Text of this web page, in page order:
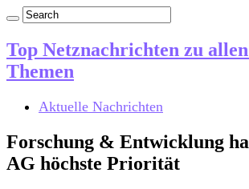
Top Netznachrichten zu
Themen
Aktuelle Nachrichten
Forschung & Entwicklung
AG höchste Priorität